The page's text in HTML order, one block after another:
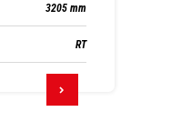
3205 mm
RT